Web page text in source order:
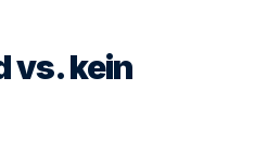
vs. kein